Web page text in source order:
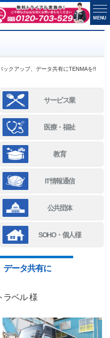
ックアップ、データ共有にTENMAを!!
サービス業
医療・福祉
教育
IT情報通信
公共団体
SOHO・個人様
データ共有に
ベル 様
MENU